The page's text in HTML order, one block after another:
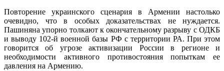
Повторение украинского сценария в Армении настолько
очевидно, что в особых доказательствах не нуждается.
Пашиняна упорно толкают к окончательному разрыву с ОДКБ
и выводу 102-й военной базы РФ с территории РА. При этом
говорится об угрозе активизации России в регионе и
необходимости активного противостояния попыткам ее
давления на Армению.